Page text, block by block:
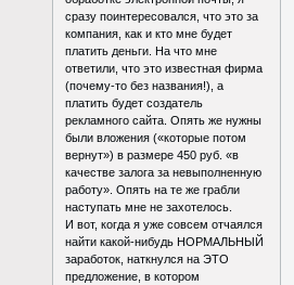
сразу поинтересовался, что это за
компания, как и кто мне будет
платить деньги. На что мне
ответили, что это известная фирма
(почему-то без названия!), а
платить будет создатель
рекламного сайта. Опять же нужны
были вложения («которые потом
вернут») в размере 450 руб. «в
качестве залога за невыполненную
работу». Опять на те же грабли
наступать мне не захотелось.
И вот, когда я уже совсем отчаялся
найти какой-нибудь НОРМАЛЬНЫЙ
заработок, наткнулся на ЭТО
предложение, в котором